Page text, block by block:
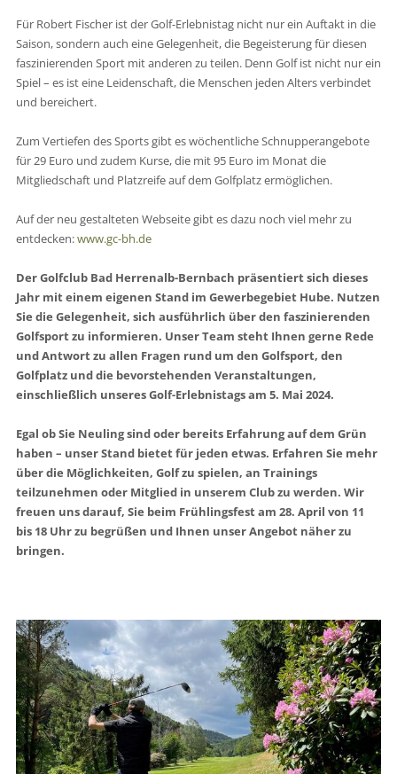
Für Robert Fischer ist der Golf-Erlebnistag nicht nur ein Auftakt in die
Saison, sondern auch eine Gelegenheit, die Begeisterung für diesen
faszinierenden Sport mit anderen zu teilen. Denn Golf ist nicht nur ein
Spiel – es ist eine Leidenschaft, die Menschen jeden Alters verbindet
und bereichert.
Zum Vertiefen des Sports gibt es wöchentliche Schnupperangebote
für 29 Euro und zudem Kurse, die mit 95 Euro im Monat die
Mitgliedschaft und Platzreife auf dem Golfplatz ermöglichen.
Auf der neu gestalteten Webseite gibt es dazu noch viel mehr zu
entdecken:www.gc-bh.de
Der Golfclub Bad Herrenalb-Bernbach präsentiert sich dieses
Jahr mit einem eigenen Stand im Gewerbegebiet Hube. Nutzen
Sie die Gelegenheit, sich ausführlich über den faszinierenden
Golfsport zu informieren. Unser Team steht Ihnen gerne Rede
und Antwort zu allen Fragen rund um den Golfsport, den
Golfplatz und die bevorstehenden Veranstaltungen,
einschließlich unseres Golf-Erlebnistags am 5. Mai 2024.
Egal ob Sie Neuling sind oder bereits Erfahrung auf dem Grün
haben – unser Stand bietet für jeden etwas. Erfahren Sie mehr
über die Möglichkeiten, Golf zu spielen, an Trainings
teilzunehmen oder Mitglied in unserem Club zu werden. Wir
freuen uns darauf, Sie beim Frühlingsfest am 28. April von 11
bis 18 Uhr zu begrüßen und Ihnen unser Angebot näher zu
bringen.